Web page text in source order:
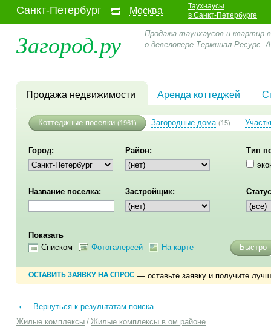
Санкт-Петербург Москва
Таухнаусы
в Санкт-Петербурге
Загород.ру
Продажа таунхаусов и квартир
о девелопере Терминал-
Продажа недвижимости Аренда коттеджей
Коттеджные поселки (1961) Загородные дома (15)
Город: Район:
Тип
Название поселка: Застройщик:
Показать
Списком
Фотогалереей На карте Быстро
ОСТАВИТЬ ЗАЯВКУ НА СПРОС — оставьте заявку и получите
←
Вернуться к результатам поиска
Жилые комплексы / Жилые комплексы в ом районе